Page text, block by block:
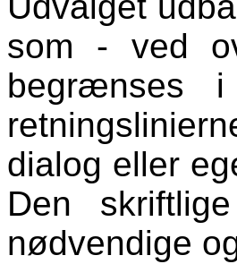
som - ved
begrænses
dialog eller
Den
nødvendige